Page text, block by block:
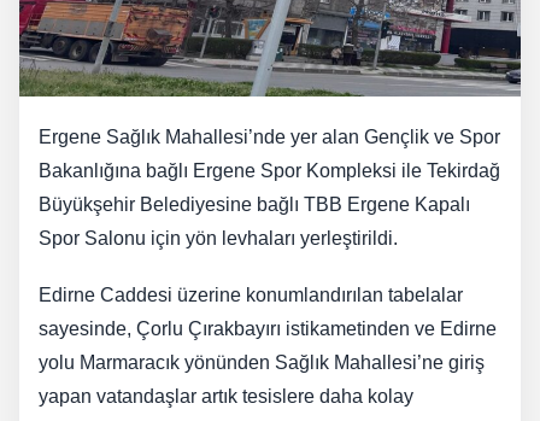
Ergene Sağlık Mahallesi’nde yer alan Gençlik ve Spor
Bakanlığına bağlı Ergene Spor Kompleksi ile Tekirdağ
Büyükşehir Belediyesine bağlı TBB Ergene Kapalı
Spor Salonu için yön levhaları yerleştirildi.
Edirne Caddesi üzerine konumlandırılan tabelalar
sayesinde, Çorlu Çırakbayırı istikametinden ve Edirne
yolu Marmaracık yönünden Sağlık Mahallesi’ne giriş
yapan vatandaşlar artık tesislere daha kolay